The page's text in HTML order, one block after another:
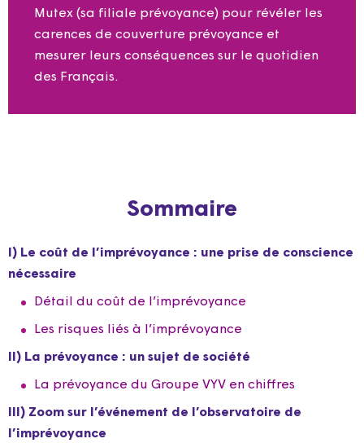
Mutex (sa filiale prévoyance) pour révéler les
carences de couverture prévoyance et
mesurer leurs conséquences sur le quotidien
des Français.
Sommaire
I) Le coût de l’imprévoyance : une prise de conscience
nécessaire
Détail du coût de l’imprévoyance
Les risques liés à l’imprévoyance
II) La prévoyance : un sujet de société
La prévoyance du Groupe VYV en chiffres
III) Zoom sur l’événement de l’observatoire de
l’imprévoyance